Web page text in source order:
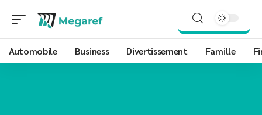
Automobile Business Divertissement Famille